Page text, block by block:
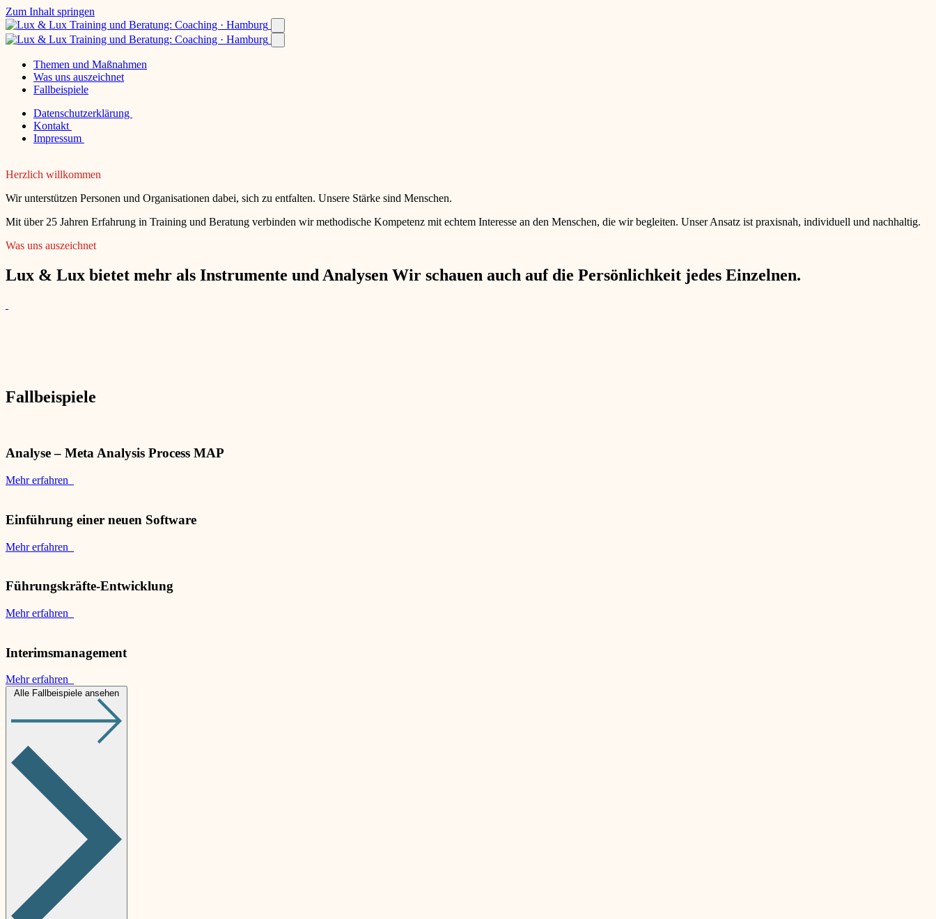
Zum Inhalt springen
Themen und Maßnahmen
Was uns auszeichnet
Fallbeispiele
Datenschutzerklärung
Kontakt
Impressum
Herzlich willkommen
Wir unterstützen Personen und Organisationen dabei, sich zu entfalten. Unsere Stärke sind Menschen.
Mit über 25 Jahren Erfahrung in Training und Beratung verbinden wir methodische Kompetenz mit echtem Interesse an den Menschen, die wir begleiten. Unser Ansatz ist praxisnah, individuell und nachhaltig.
Was uns auszeichnet
Lux & Lux bietet mehr als Instrumente und Analysen Wir schauen auch auf die Persönlichkeit jedes Einzelnen.
Fallbeispiele
Analyse – Meta Analysis Process MAP
Mehr erfahren
Einführung einer neuen Software
Mehr erfahren
Führungskräfte-Entwicklung
Mehr erfahren
Interimsmanagement
Mehr erfahren
Alle Fallbeispiele ansehen